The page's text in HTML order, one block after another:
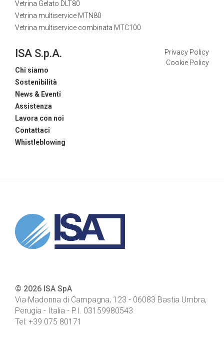
Vetrina Gelato DLT80
Vetrina multiservice MTN80
Vetrina multiservice combinata MTC100
ISA S.p.A.
Chi siamo
Sostenibilità
News & Eventi
Assistenza
Lavora con noi
Contattaci
Whistleblowing
Privacy Policy
Cookie Policy
© 2026 ISA SpA
Via Madonna di Campagna, 123 - 06083 Bastia Umbra,
Perugia - Italia - P.I. 03159980543
Tel: +39 075 80171